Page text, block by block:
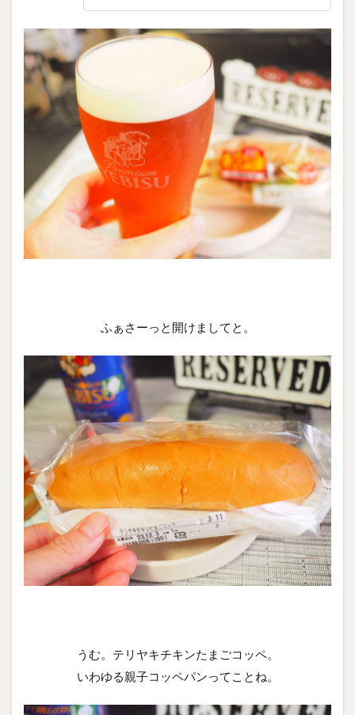
ふぁさーっと開けましてと。
うむ。テリヤキチキンたまごコッペ。
いわゆる親子コッペパンってことね。